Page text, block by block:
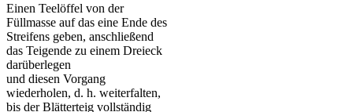
Einen Teelöffel von der
Füllmasse auf das eine Ende des
Streifens geben, anschließend
das Teigende zu einem Dreieck
darüberlegen
und diesen Vorgang
wiederholen, d. h. weiterfalten,
bis der Blätterteig vollständig